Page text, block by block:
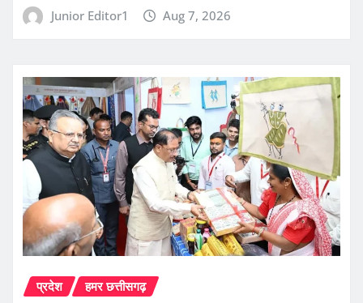
Junior Editor1 Aug 7, 2026
प्रदेश हमर छत्तीसगढ़